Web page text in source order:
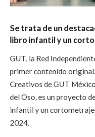
Se trata de un
libro infantil y un
GUT, la Red
primer contenido
Creativos de GUT
del Oso, es un proyecto
infantil y un cortometraje
2024.